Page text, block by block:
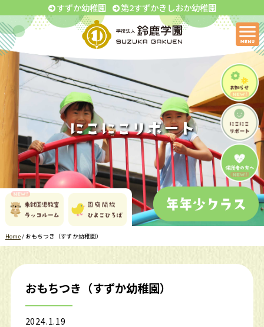
すずか幼稚園 第2すずかきしおか幼稚園
Home/ おもちつき（すずか幼稚園）
おもちつき（すずか幼稚園）
2024.1.19